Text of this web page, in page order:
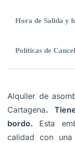
Hora de Salida y
Políticas de
Alquiler de
Cartagena.
bordo. Esta
calidad con una